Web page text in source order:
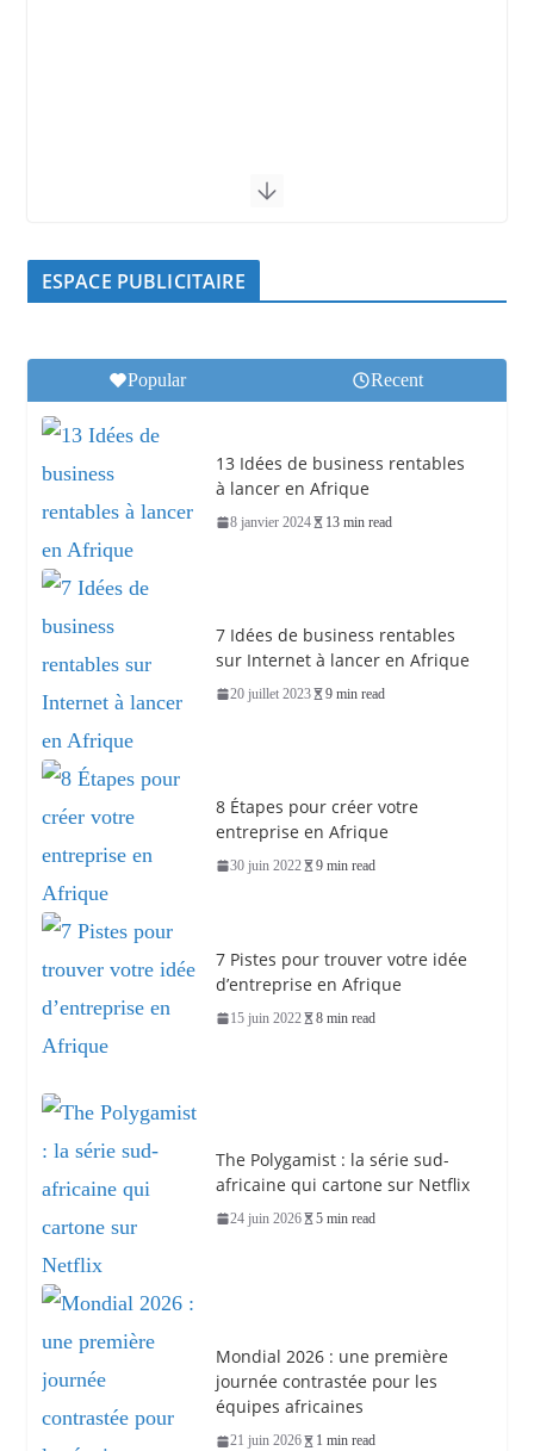
ESPACE PUBLICITAIRE
Popular Recent
13 Idées de business rentables
à lancer en Afrique
8 janvier 2024 13 min read
7 Idées de business rentables
sur Internet à lancer en Afrique
20 juillet 2023 9 min read
8 Étapes pour créer votre
entreprise en Afrique
30 juin 2022 9 min read
7 Pistes pour trouver votre idée
d’entreprise en Afrique
15 juin 2022 8 min read
The Polygamist : la série sud-
africaine qui cartone sur Netflix
24 juin 2026 5 min read
Mondial 2026 : une première
journée contrastée pour les
équipes africaines
21 juin 2026 1 min read